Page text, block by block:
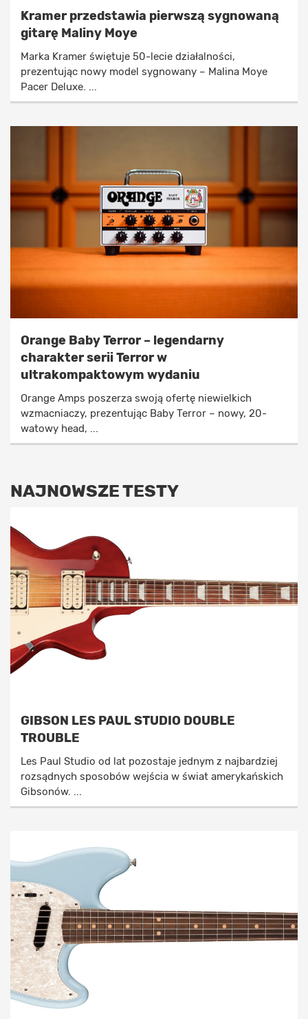
Kramer przedstawia pierwszą sygnowaną
gitarę Maliny Moye
Marka Kramer świętuje 50-lecie działalności,
prezentując nowy model sygnowany – Malina Moye
Pacer Deluxe. ...
Orange Baby Terror – legendarny
charakter serii Terror w
ultrakompaktowym wydaniu
Orange Amps poszerza swoją ofertę niewielkich
wzmacniaczy, prezentując Baby Terror – nowy, 20-
watowy head, ...
NAJNOWSZE TESTY
GIBSON LES PAUL STUDIO DOUBLE
TROUBLE
Les Paul Studio od lat pozostaje jednym z najbardziej
rozsądnych sposobów wejścia w świat amerykańskich
Gibsonów. ...